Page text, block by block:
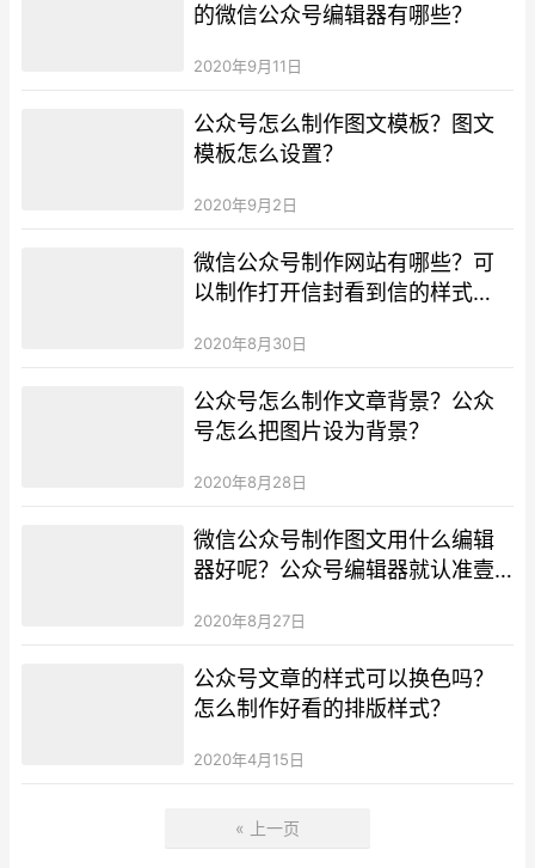
的微信公众号编辑器有哪些？
2020年9月11日
公众号怎么制作图文模板？图文
模板怎么设置？
2020年9月2日
微信公众号制作网站有哪些？可
以制作打开信封看到信的样式
2020年8月30日
公众号怎么制作文章背景？公众
号怎么把图片设为背景？
2020年8月28日
微信公众号制作图文用什么编辑
器好呢？公众号编辑器就认准壹
2020年8月27日
公众号文章的样式可以换色吗？
怎么制作好看的排版样式？
2020年4月15日
« 上一页